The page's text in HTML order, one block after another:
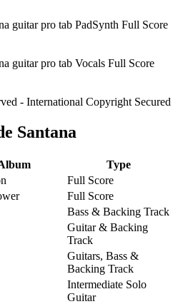
- International Copyright Secured
Santana
Type
Full Score
Full Score
Bass & Backing Track
Guitar & Backing
Track
Guitars, Bass &
Backing Track
Intermediate Solo
Guitar